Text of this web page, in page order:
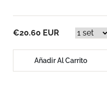
€20.60 EUR
Añadir Al Carrito